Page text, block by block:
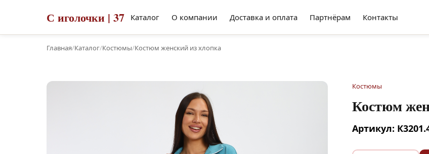
С иголочки | 37 Каталог О компании Доставка и оплата Партнёрам Контакты
Главная/Каталог/Костюмы/Костюм женский из хлопка
Костюмы
Костюм
Артикул: